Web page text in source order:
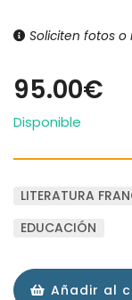
Soliciten fotos
95.00€
Disponible
LITERATURA
EDUCACIÓN
Añadir al